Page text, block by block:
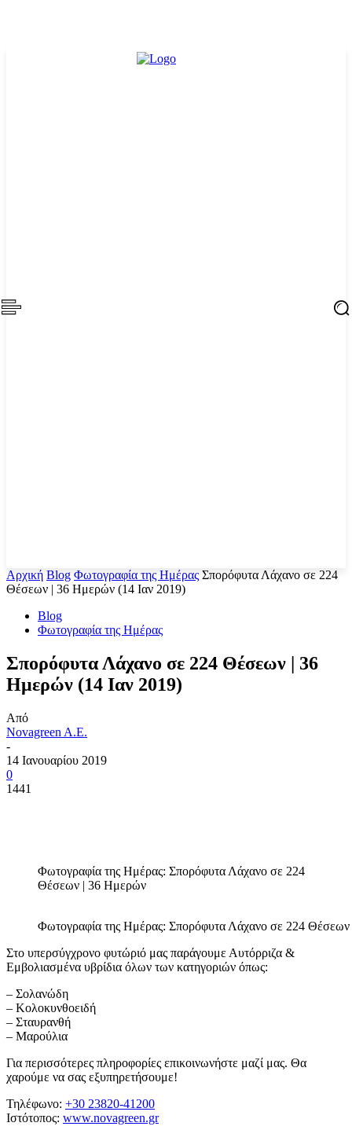
Αρχική Blog Φωτογραφία της Ημέρας Σπορόφυτα Λάχανο σε 224
Θέσεων | 36 Ημερών (14 Ιαν 2019)
Blog
Φωτογραφία της Ημέρας
Σπορόφυτα Λάχανο σε 224 Θέσεων | 36
Ημερών (14 Ιαν 2019)
Από
Novagreen A.E.
-
14 Ιανουαρίου 2019
0
1441
Φωτογραφία της Ημέρας: Σπορόφυτα Λάχανο σε 224
Θέσεων | 36 Ημερών
Φωτογραφία της Ημέρας: Σπορόφυτα Λάχανο σε 224
Στο υπερσύγχρονο φυτώριό μας παράγουμε Αυτόρριζα &
Εμβολιασμένα υβρίδια όλων των κατηγοριών όπως:
– Σολανώδη
– Κολοκυνθοειδή
– Σταυρανθή
– Μαρούλια
Για περισσότερες πληροφορίες επικοινωνήστε μαζί μας. Θα
χαρούμε να σας εξυπηρετήσουμε!
Τηλέφωνο: +30 23820-41200
Ιστότοπος: www.novagreen.gr